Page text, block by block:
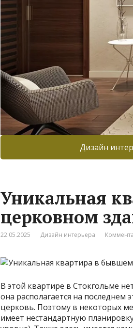
Дизайн
Уникальная
церковном
22.05.2025 Дизайн интерьера
В этой квартире в Стокгольме
она располагается на последнем
церковь. Поэтому в некоторых
имеет нестандартную